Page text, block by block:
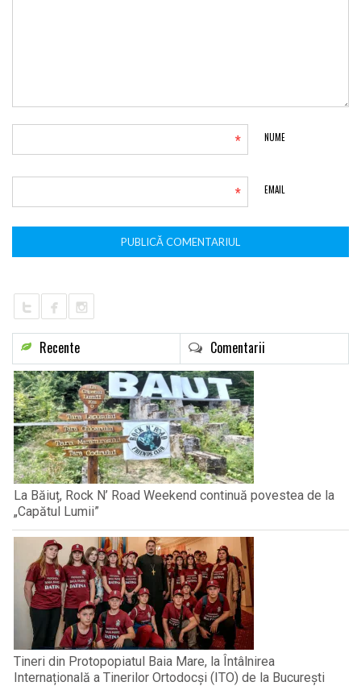
NUME
*
EMAIL
*
Recente Comentarii
La Băiuț, Rock N’ Road Weekend continuă povestea de la
„Capătul Lumii”
Tineri din Protopopiatul Baia Mare, la Întâlnirea
Internațională a Tinerilor Ortodocși (ITO) de la București